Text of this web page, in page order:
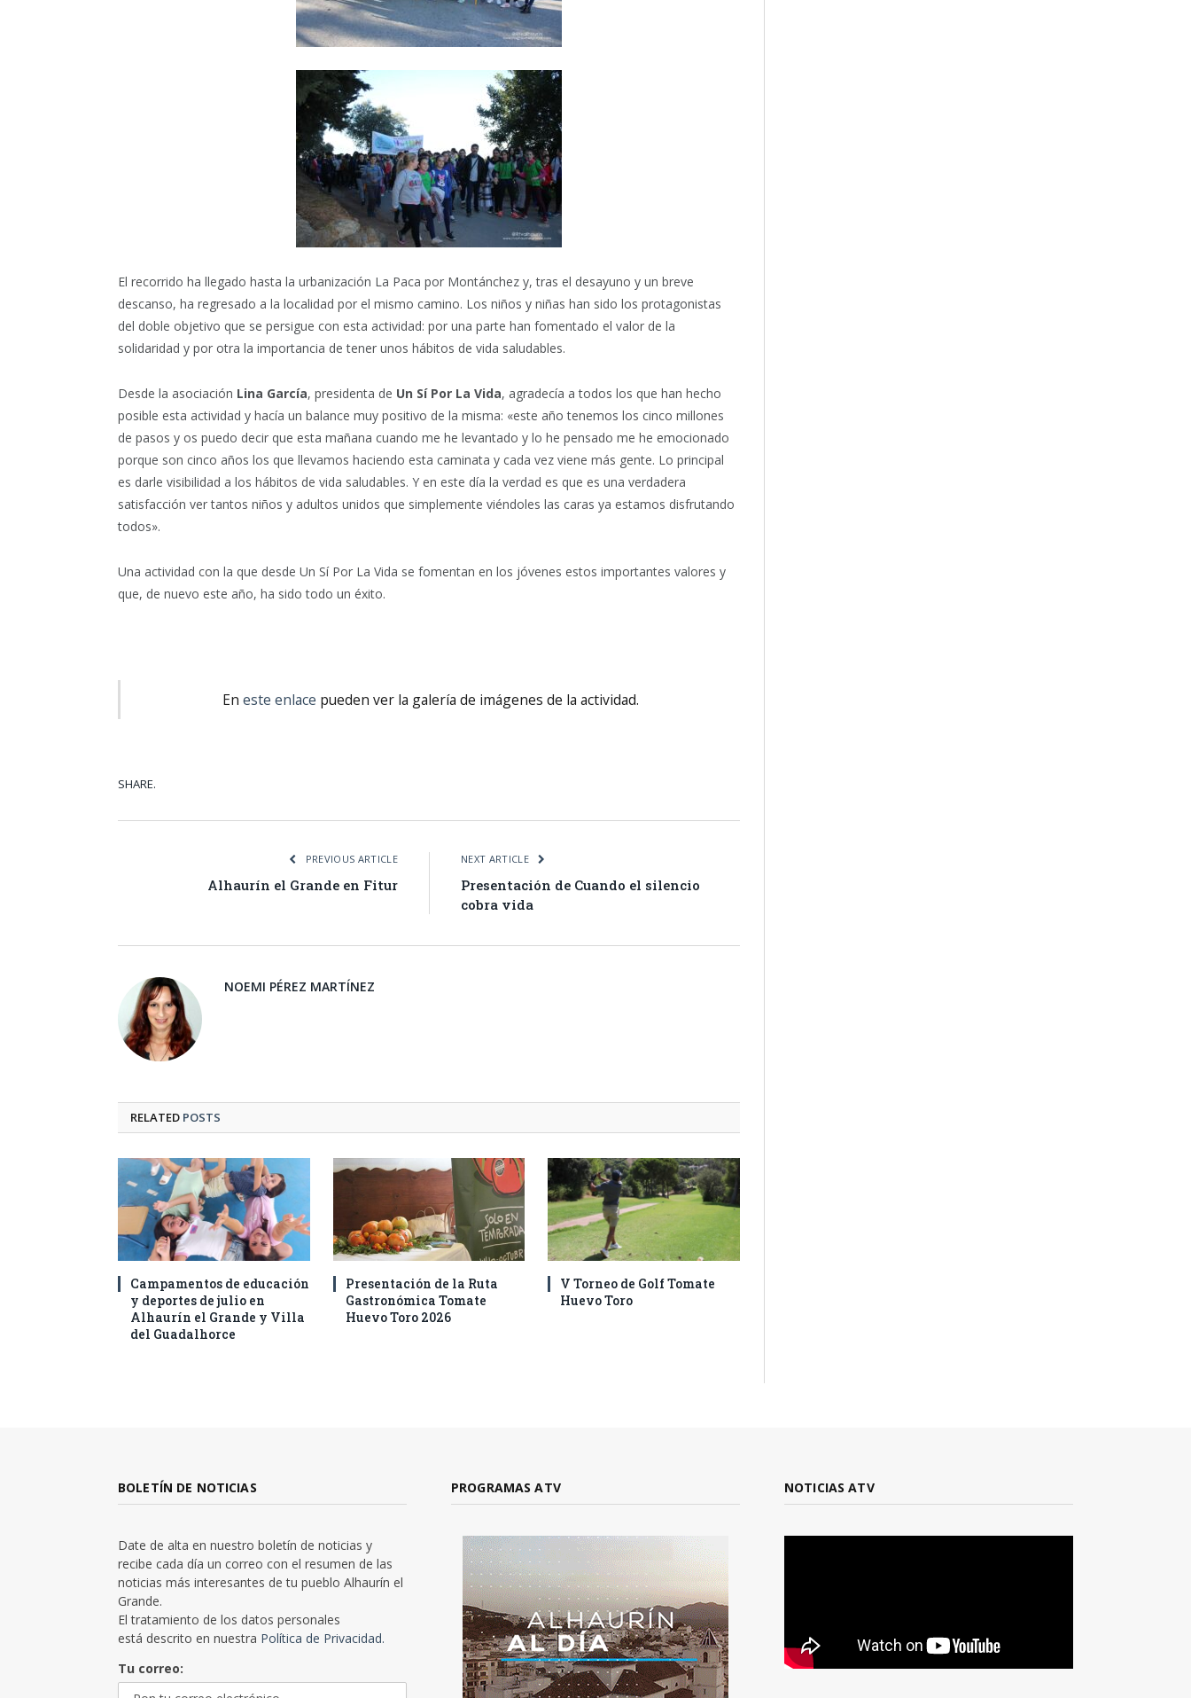
El recorrido ha llegado hasta la urbanización La Paca por Montánchez y, tras el desayuno y un breve
descanso, ha regresado a la localidad por el mismo camino. Los niños y niñas han sido los protagonistas
del doble objetivo que se persigue con esta actividad: por una parte han fomentado el valor de la
solidaridad y por otra la importancia de tener unos hábitos de vida saludables.
Desde la asociación Lina García, presidenta de Un Sí Por La Vida, agradecía a todos los que han hecho
posible esta actividad y hacía un balance muy positivo de la misma: «este año tenemos los cinco millones
de pasos y os puedo decir que esta mañana cuando me he levantado y lo he pensado me he emocionado
porque son cinco años los que llevamos haciendo esta caminata y cada vez viene más gente. Lo principal
es darle visibilidad a los hábitos de vida saludables. Y en este día la verdad es que es una verdadera
satisfacción ver tantos niños y adultos unidos que simplemente viéndoles las caras ya estamos disfrutando
todos».
Una actividad con la que desde Un Sí Por La Vida se fomentan en los jóvenes estos importantes valores y
que, de nuevo este año, ha sido todo un éxito.
En este enlace pueden ver la galería de imágenes de la actividad.
SHARE.
PREVIOUS ARTICLE
Alhaurín el Grande en Fitur
NEXT ARTICLE
Presentación de Cuando el silencio
cobra vida
NOEMI PÉREZ MARTÍNEZ
RELATED POSTS
Campamentos de educación
y deportes de julio en
Alhaurín el Grande y Villa
del Guadalhorce
Presentación de la Ruta
Gastronómica Tomate
Huevo Toro 2026
V Torneo de Golf Tomate
Huevo Toro
BOLETÍN DE NOTICIAS
Date de alta en nuestro boletín de noticias y
recibe cada día un correo con el resumen de las
noticias más interesantes de tu pueblo Alhaurín el
Grande.
El tratamiento de los datos personales
está descrito en nuestra Política de Privacidad.
Tu correo:
PROGRAMAS ATV NOTICIAS ATV